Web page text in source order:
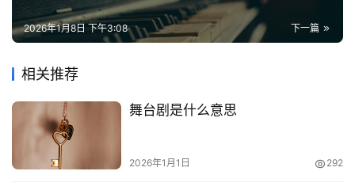
下一篇
2026年1月8日 下午3:08
相关推荐
舞台剧是什么意思
2026年1月1日 292